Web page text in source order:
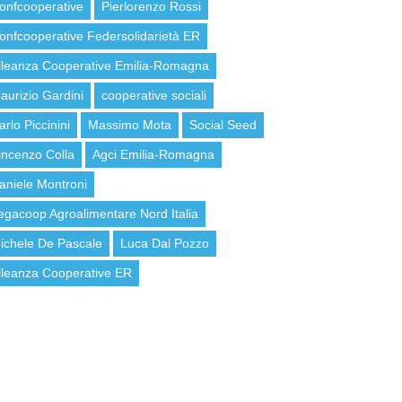
Pierlorenzo Rossi
Federsolidarietà ER
Cooperative Emilia-Romagna
Gardini cooperative sociali
Piccinini Massimo Mota Social Seed
Colla Agci Emilia-Romagna
Montroni
Agroalimentare Nord Italia
De Pascale Luca Dal Pozzo
Cooperative ER